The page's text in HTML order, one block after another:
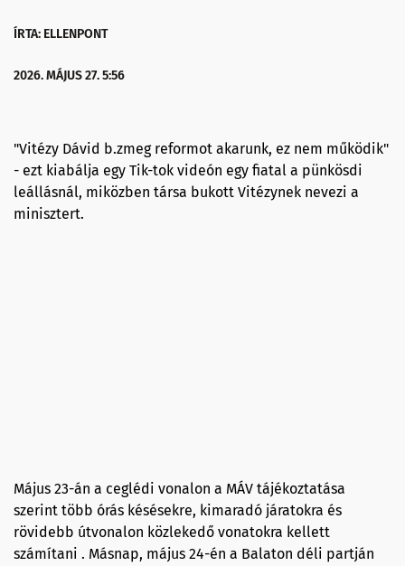
ÍRTA: ELLENPONT
2026. MÁJUS 27. 5:56
"Vitézy Dávid b.zmeg reformot akarunk, ez nem működik"
- ezt kiabálja egy Tik-tok videón egy fiatal a pünkösdi
leállásnál, miközben társa bukott Vitézynek nevezi a
minisztert.
Május 23-án a ceglédi vonalon a MÁV tájékoztatása
szerint több órás késésekre, kimaradó járatokra és
rövidebb útvonalon közlekedő vonatokra kellett
számítani . Másnap, május 24-én a Balaton déli partján